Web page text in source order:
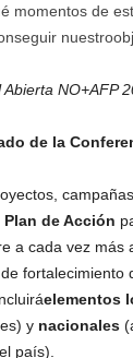
momentos de
NO+AFP
de la
Plan de Acción
a cada vez más
fortalecimiento
elementos
y nacionales
país).